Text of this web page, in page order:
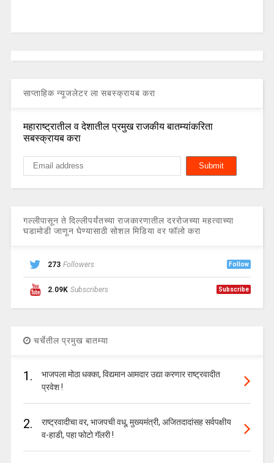
साप्ताहिक न्यूजलेटर ला सबस्क्रायब करा
महाराष्ट्रातील व देशातील प्रमुख राजकीय बातम्यांकरिता
सबस्क्रायब करा
गल्लीपासून ते दिल्लीपर्यंतच्या राजकारणातील दररोजच्या महत्वाच्या
घडामोडी जाणून घेण्यासाठी सोशल मिडिया वर फॉलो करा
273 Followers Follow
2.09K Subscribers Subscribe
चर्चेतील प्रमुख बातम्या
1.
भाजपला मोठा धक्का, विद्यमान आमदार उद्या करणार राष्ट्रवादीत
प्रवेश !
2.
राष्ट्रवादीचा वर, भाजपची वधू, मुख्यमंत्री, अजितदादांसह सर्वपक्षीय
व-हाडी, पहा फोटो गॅलरी !